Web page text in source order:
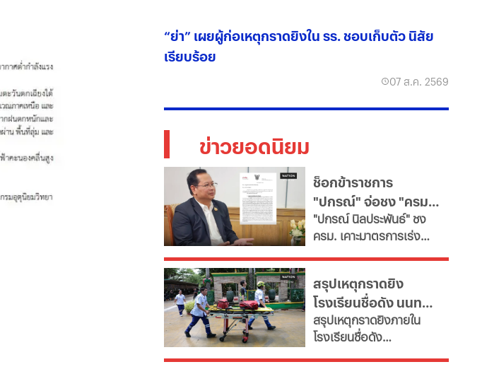
“ย่า” เผยผู้ก่อเหตุกราดยิงใน รร. ชอบเก็บตัว นิสัย
เรียบร้อย
07 ส.ค. 2569
ข่าวยอดนิยม
ช็อกข้าราชการ
"ปกรณ์" จ่อชง "ครม."
รื้อใหญ่กำลังคนภาครัฐ
เช็ก 11 สายงานจะหาย
ไป
​"ปกรณ์ นิลประพันธ์" ชง
ครม. เคาะมาตรการเร่ง
ทุกกระทรวง "ตรึงกำลัง
ใหม่-ยุบเลิกตำแหน่งว่าง
และสายงานสนับสนุนไม่
จำเป็น" ตั้งเป้าลดขนาด
ข้าราชการลงอย่างน้อย
สรุปเหตุกราดยิง
โรงเรียนชื่อดัง นนทบุรี
ล่าสุด ผู้ก่อเหตุเสียชีวิต
แล้ว
สรุปเหตุกราดยิงภายใน
โรงเรียนชื่อดัง